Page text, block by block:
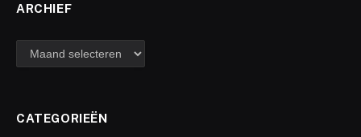
ARCHIEF
archief
CATEGORIEËN